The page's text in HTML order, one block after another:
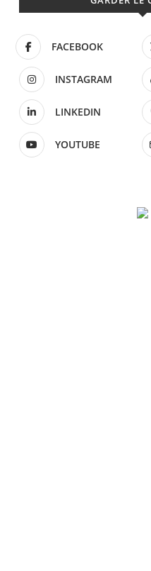
FACEBOOK
INSTAGRAM
LINKEDIN
YOUTUBE